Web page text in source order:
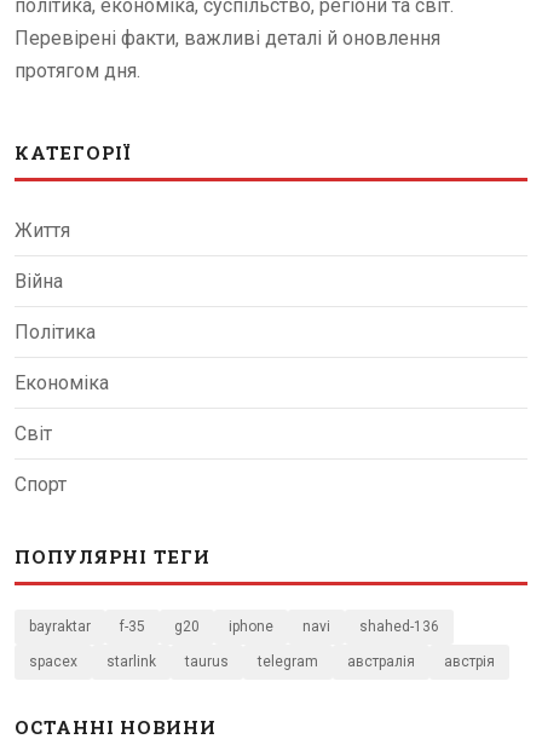
політика, економіка, суспільство, регіони та світ.
Перевірені факти, важливі деталі й оновлення
протягом дня.
КАТЕГОРІЇ
Життя
Війна
Політика
Економіка
Світ
Спорт
ПОПУЛЯРНІ ТЕГИ
bayraktar f-35 g20 iphone navi shahed-136
spacex starlink taurus telegram австралія австрія
ОСТАННІ НОВИНИ